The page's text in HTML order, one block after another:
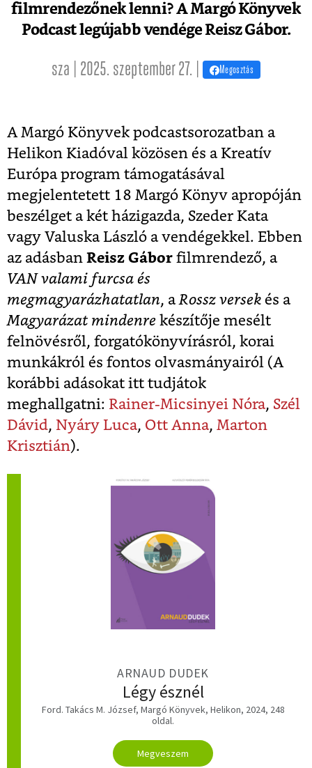
filmrendezőnek lenni? A Margó Könyvek
Podcast legújabb vendége Reisz Gábor.
sza | 2025. szeptember 27. | Megosztás
A Margó Könyvek podcastsorozatban a
Helikon Kiadóval közösen és a Kreatív
Európa program támogatásával
megjelentetett 18 Margó Könyv apropóján
beszélget a két házigazda, Szeder Kata
vagy Valuska László a vendégekkel. Ebben
az adásban Reisz Gábor filmrendező, a
VAN valami furcsa és
megmagyarázhatatlan, aRossz versek és a
Magyarázat mindenre készítője mesélt
felnövésről, forgatókönyvírásról, korai
munkákról és fontos olvasmányairól (A
korábbi adásokat itt tudjátok
meghallgatni: Rainer-Micsinyei Nóra, Szél
Dávid, Nyáry Luca, Ott Anna, Marton
Krisztián).
ARNAUD DUDEK
Légy észnél
Ford. Takács M. József, Margó Könyvek, Helikon, 2024, 248
oldal.
Megveszem